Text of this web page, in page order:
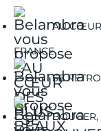
AU CŒUR
FRANCE.
SE
BOUGER,